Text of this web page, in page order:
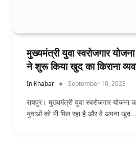
मुख्यमंत्री युवा स्वरोजगार
ने शुरू किया खुद का किराना
In Khabar September 10, 2023
रायपुर। मुख्यमंत्री युवा स्वरोजगार
युवाओं को भी मिल रहा है और वे अपना खुद…